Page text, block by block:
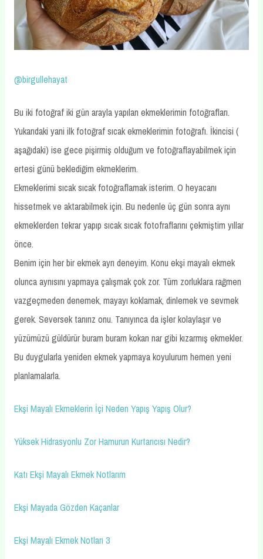
@birgullehayat
Bu iki fotoğraf iki gün arayla yapılan ekmeklerimin fotoğrafları.
Yukarıdaki yani ilk fotoğraf sıcak ekmeklerimin fotoğrafı. İkincisi (
aşağıdaki) ise gece pişirmiş olduğum ve fotoğraflayabilmek için
ertesi günü beklediğim ekmeklerim.
Ekmeklerimi sıcak sıcak fotoğraflamak isterim. O heyacanı
hissetmek ve aktarabilmek için. Bu nedenle üç gün sonra aynı
ekmeklerden tekrar yapıp sıcak sıcak fotofraflarını çekmiştim yıllar
önce.
Benim için her bir ekmek ayrı deneyim. Konu ekşi mayalı ekmek
olunca aynısını yapmaya çalışmak çok zor. Tüm zorluklara rağmen
vazgeçmeden denemek, mayayı koklamak, dinlemek ve sevmek
gerek. Seversek tanırız onu. Tanıyınca da işler kolaylaşır ve
yüzümüzü güldürür buram buram kokan nar gibi kızarmış ekmekler.
Bu duygularla yeniden ekmek yapmaya koyulurum hemen yeni
planlamalarla.
Ekşi Mayalı Ekmeklerin İçi Neden Yapış Yapış Olur?
Yüksek Hidrasyonlu Zor Hamurun Kurtarıcısı Nedir?
Katı Ekşi Mayalı Ekmek Notlarım
Ekşi Mayada Gözden Kaçanlar
Ekşi Mayalı Ekmek Notları 3